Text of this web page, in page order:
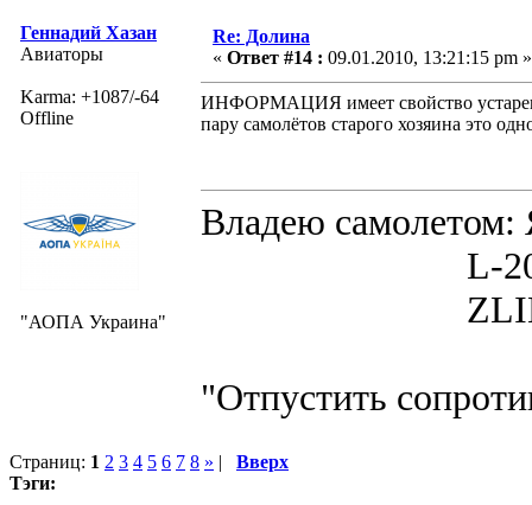
Геннадий Хазан
Авиаторы
Karma: +1087/-64
Offline
"АОПА Украина"
Re: Долина
« Ответ #14 : 09.01.2010, 13:21:15 pm »
ИНФОРМАЦИЯ имеет свойство
пару самолётов старого хозяина это
Владею
L-200D
ZLIN 526
"Отпустить
Страниц: 1 2 3 4 5 6 7 8 » | Вверх
Тэги: